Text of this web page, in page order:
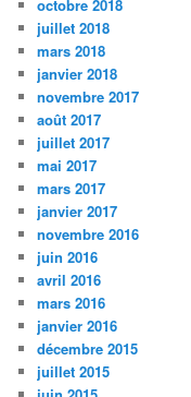
octobre 2018
juillet 2018
mars 2018
janvier 2018
novembre 2017
août 2017
juillet 2017
mai 2017
mars 2017
janvier 2017
novembre 2016
juin 2016
avril 2016
mars 2016
janvier 2016
décembre 2015
juillet 2015